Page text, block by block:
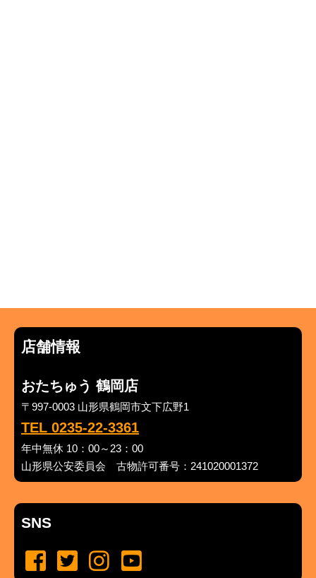
店舗情報
おたちゅう 鶴岡店
〒997-0003 山形県鶴岡市文下広野1
TEL 0235-22-3361
年中無休 10：00～23：00
山形県公安委員会 古物許可番号：241020001372
SNS